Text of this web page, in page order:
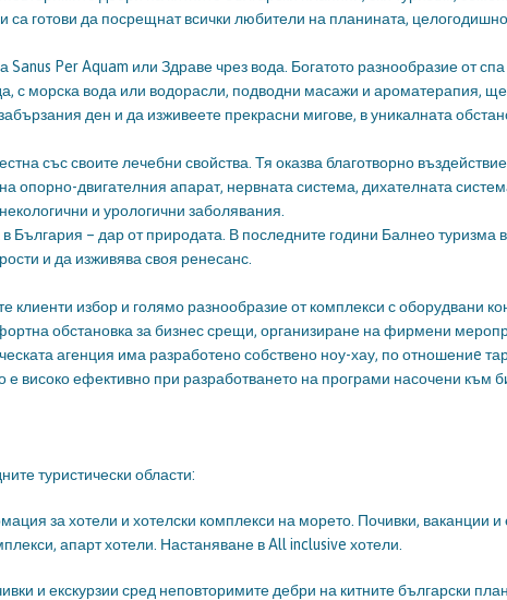
са готови да посрещнат всички любители на планината, целогодишно.
Per Aquam или Здраве чрез вода. Богатото разнообразие от
с морска вода или водорасли, подводни масажи и ароматерапия,
ден и да изживеете прекрасни мигове, в уникалната
със своите лечебни свойства. Тя оказва благотворно
опорно-двигателния апарат, нервната система, дихателната
и урологични заболявания.
България – дар от природата. В последните години Балнео туризма
и да изживява своя ренесанс.
клиенти избор и голямо разнообразие от комплекси с оборудвани
обстановка за бизнес срещи, организиране на фирмени
агенция има разработено собствено ноу-хау, по отношениe
е високо ефективно при разработването на програми насочени към
туристически области:
за хотели и хотелски комплекси на морето. Почивки, ваканции и
апарт хотели. Настаняване в All inclusive хотели.
и екскурзии сред неповторимите дебри на китните български